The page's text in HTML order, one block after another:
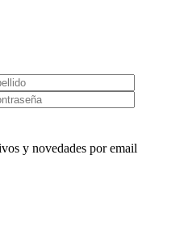
y novedades por email